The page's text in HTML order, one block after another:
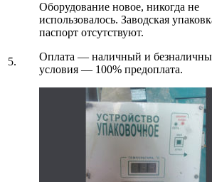
5.
Оборудование новое, никогда не
использовалось. Заводская
паспорт отсутствуют.
Оплата — наличный и
условия — 100% предоплата.